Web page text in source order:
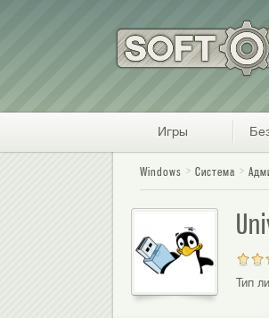
Игры
Windows Система
Тип